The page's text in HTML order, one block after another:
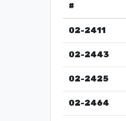
#
02-2411
02-2443
02-2425
02-2464